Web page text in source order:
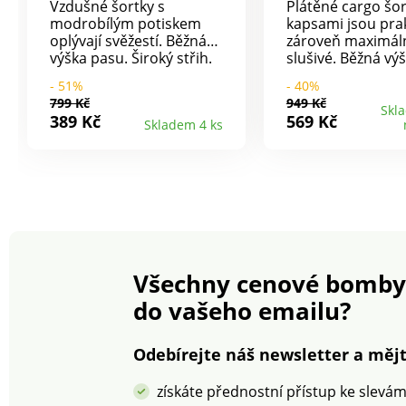
Vzdušné šortky s
modrobílým potiskem
oplývají svěžestí. Běžná
výška pasu. Široký střih.
kapsy. Vpředu šňůrka na
zavázání. Lze prát v
pračce.
- 51%
799 Kč
389 Kč Skladem 4 ks
Plátěné cargo
kapsami jsou
zároveň
slušivé. Běžná
Tvarovaný pas s
a protaženou
Zapínání na zip +
- 40%
949 Kč
569 Kč
Všechny cenové bomby
do vašeho emailu?
Odebírejte náš newsletter a
získáte přednostní přístup ke